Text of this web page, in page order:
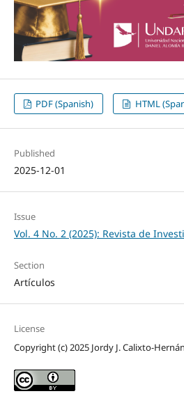
PDF (Spanish) HTML
Published
2025-12-01
Issue
Vol. 4 No. 2 (2025): Revista de
Section
Artículos
License
Copyright (c) 2025 Jordy J. Calixto-